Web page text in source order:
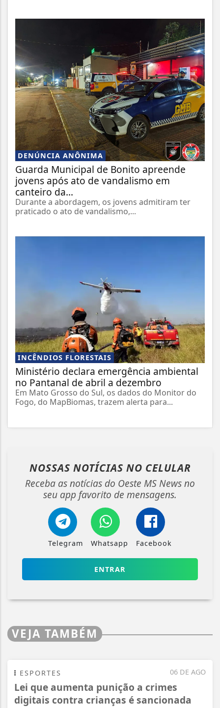
DENÚNCIA ANÔNIMA
Guarda Municipal de Bonito apreende
jovens após ato de vandalismo em
canteiro da...
Durante a abordagem, os jovens admitiram ter
praticado o ato de vandalismo,...
INCÊNDIOS FLORESTAIS
Ministério declara emergência ambiental
no Pantanal de abril a dezembro
Em Mato Grosso do Sul, os dados do Monitor do
Fogo, do MapBiomas, trazem alerta para...
NOSSAS NOTÍCIAS NO CELULAR
Receba as notícias do Oeste MS News no
seu app favorito de mensagens.
Telegram Whatsapp Facebook
ENTRAR
VEJA TAMBÉM
06 DE AGO
ESPORTES
Lei que aumenta punição a crimes
digitais contra crianças é sancionada